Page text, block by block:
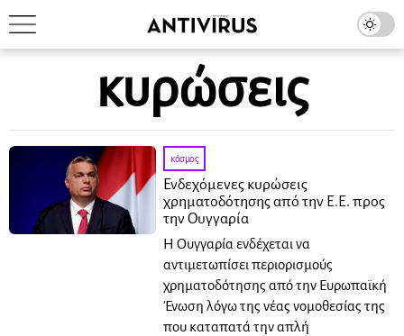
κυρώσεις
κόσμος
Ενδεχόμενες κυρώσεις
χρηματοδότησης από την Ε.Ε. προς
την Ουγγαρία
Η Ουγγαρία ενδέχεται να
αντιμετωπίσει περιορισμούς
χρηματοδότησης από την Ευρωπαϊκή
Ένωση λόγω της νέας νομοθεσίας της
που καταπατά την απλή